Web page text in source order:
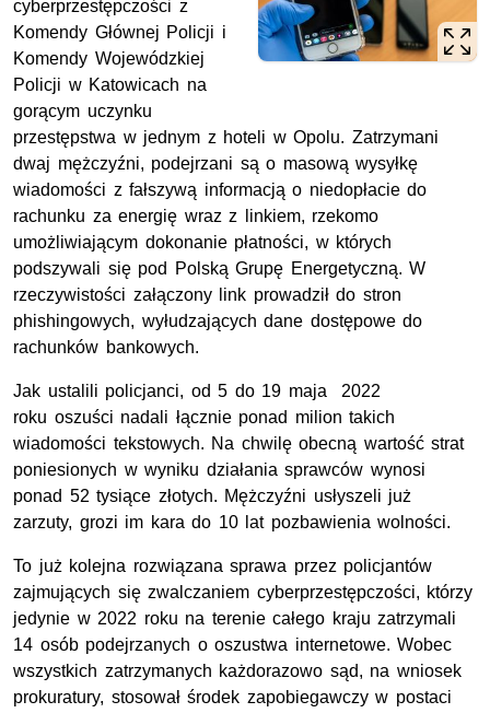
cyberprzestępczości z
Komendy Głównej Policji i
Komendy Wojewódzkiej
Policji w Katowicach na
gorącym uczynku
przestępstwa w jednym z hoteli w Opolu. Zatrzymani
dwaj mężczyźni, podejrzani są o masową wysyłkę
wiadomości z fałszywą informacją o niedopłacie do
rachunku za energię wraz z linkiem, rzekomo
umożliwiającym dokonanie płatności, w których
podszywali się pod Polską Grupę Energetyczną. W
rzeczywistości załączony link prowadził do stron
phishingowych, wyłudzających dane dostępowe do
rachunków bankowych.
Jak ustalili policjanci, od 5 do 19 maja 2022
roku oszuści nadali łącznie ponad milion takich
wiadomości tekstowych. Na chwilę obecną wartość strat
poniesionych w wyniku działania sprawców wynosi
ponad 52 tysiące złotych. Mężczyźni usłyszeli już
zarzuty, grozi im kara do 10 lat pozbawienia wolności.
To już kolejna rozwiązana sprawa przez policjantów
zajmujących się zwalczaniem cyberprzestępczości, którzy
jedynie w 2022 roku na terenie całego kraju zatrzymali
14 osób podejrzanych o oszustwa internetowe. Wobec
wszystkich zatrzymanych każdorazowo sąd, na wniosek
prokuratury, stosował środek zapobiegawczy w postaci